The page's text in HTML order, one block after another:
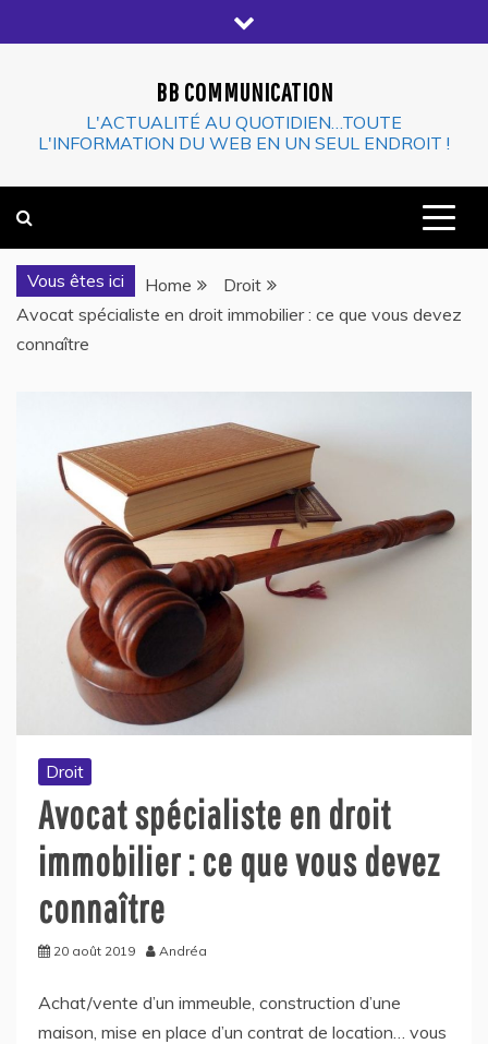
to
BB COMMUNICATION
L'ACTUALITÉ AU QUOTIDIEN…TOUTE
L'INFORMATION DU WEB EN UN SEUL ENDROIT !
Vous êtes ici Home
Droit
Avocat spécialiste en droit immobilier : ce que vous devez
connaître
Droit
Avocat spécialiste en droit
immobilier : ce que vous devez
connaître
20 août 2019 Andréa
Achat/vente d’un immeuble, construction d’une
maison, mise en place d’un contrat de location… vous